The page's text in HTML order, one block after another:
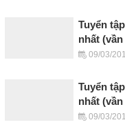
Tuyển
nhất (vần
09/03/
Tuyển
nhất
09/03/